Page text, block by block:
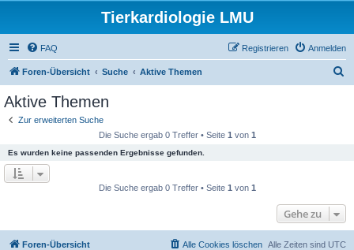
Tierkardiologie LMU
FAQ Anmelden
Registrieren
Foren-Übersicht Suche Aktive Themen
Aktive Themen
Zur erweiterten Suche
Die Suche ergab 0 Treffer • Seite 1 von 1
Es wurden keine passenden Ergebnisse gefunden.
Die Suche ergab 0 Treffer • Seite 1 von 1
Gehe zu
Foren-Übersicht Alle Zeiten sind UTC
Alle Cookies löschen